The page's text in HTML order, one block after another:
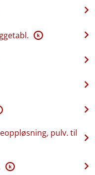
K
pulv. til
K